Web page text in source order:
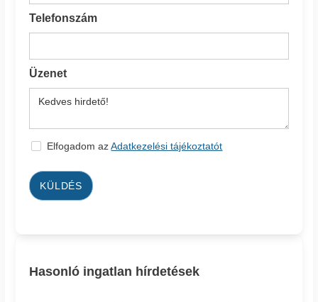
Telefonszám
Üzenet
Elfogadom azAdatkezelési tájékoztatót
KÜLDÉS
Hasonló ingatlan hírdetések